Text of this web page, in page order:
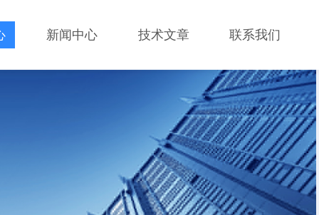
新闻中心 技术文章 联系我们